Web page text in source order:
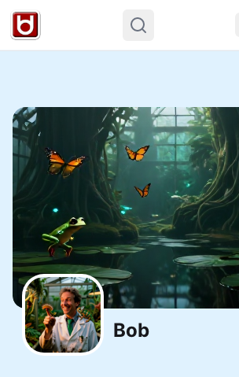
Bob